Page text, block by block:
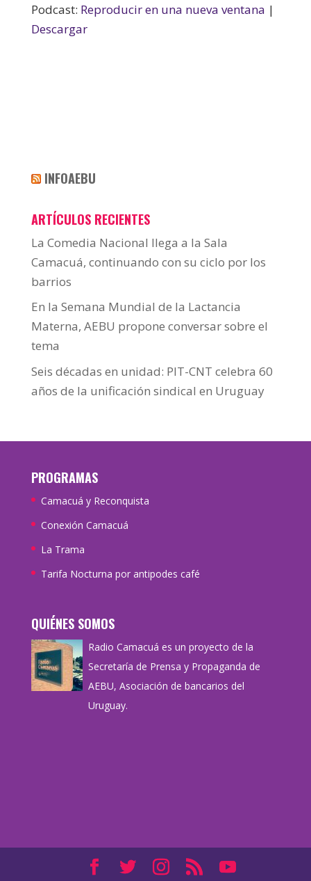
Podcast: Reproducir en una nueva ventana |
Descargar
INFOAEBU
ARTÍCULOS RECIENTES
La Comedia Nacional llega a la Sala
Camacuá, continuando con su ciclo por los
barrios
En la Semana Mundial de la Lactancia
Materna, AEBU propone conversar sobre el
tema
Seis décadas en unidad: PIT-CNT celebra 60
años de la unificación sindical en Uruguay
PROGRAMAS
Camacuá y Reconquista
Conexión Camacuá
La Trama
Tarifa Nocturna por antipodes café
QUIÉNES SOMOS
Radio Camacuá es un proyecto de la
Secretaría de Prensa y Propaganda de
AEBU, Asociación de bancarios del
Uruguay.